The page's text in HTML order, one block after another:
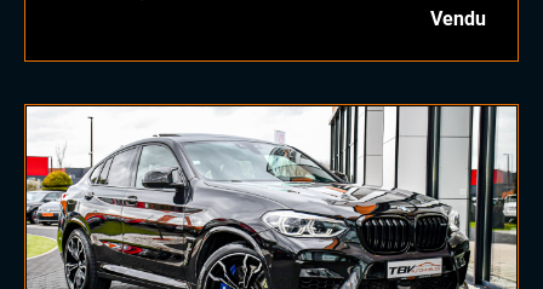
Vendu